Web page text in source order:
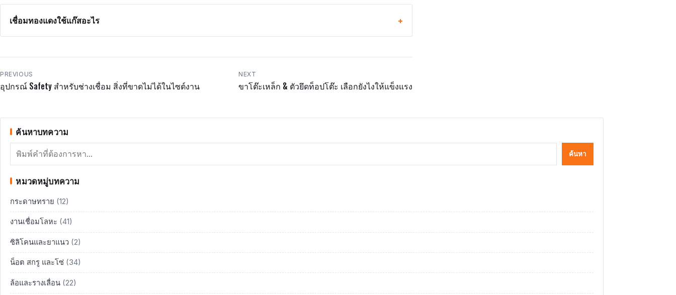
เชื่อมทองแดงใช้แก๊สอะไร
แนะแนว
เรื่อง
PREVIOUS
อุปกรณ์ Safety สำหรับช่างเชื่อม สิ่งที่ขาดไม่ได้ในไซต์งาน
NEXT
ขาโต๊ะเหล็ก & ตัวยึดท็อปโต๊ะ เลือกยังไงให้แข็งแรง
ค้นหาบทความ
ค้นหา ค้นหา
หมวดหมู่บทความ
กระดาษทราย (12)
งานเชื่อมโลหะ (41)
ซิลิโคนและยาแนว (2)
น็อต สกรู และโซ่ (34)
ล้อและรางเลื่อน (22)